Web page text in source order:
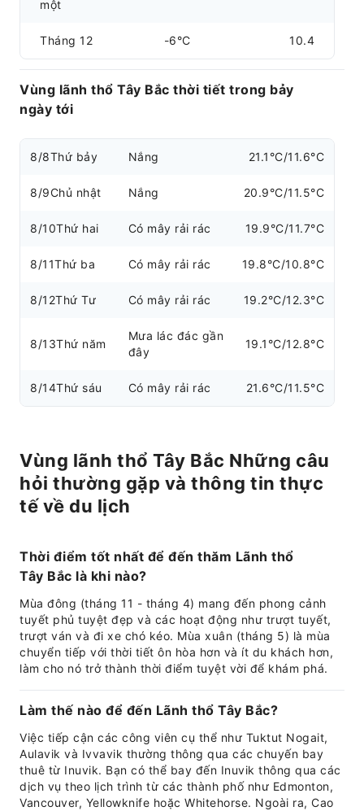
một
Tháng 12 -6°C 10.4
Vùng lãnh thổ Tây Bắc thời tiết trong bảy
ngày tới
8/8Thứ bảy Nắng 21.1°C/11.6°C
8/9Chủ nhật Nắng 20.9°C/11.5°C
8/10Thứ hai Có mây rải rác 19.9°C/11.7°C
8/11Thứ ba Có mây rải rác 19.8°C/10.8°C
8/12Thứ Tư Có mây rải rác 19.2°C/12.3°C
8/13Thứ năm
Mưa lác đác gần
đây
19.1°C/12.8°C
8/14Thứ sáu Có mây rải rác 21.6°C/11.5°C
Vùng lãnh thổ Tây Bắc Những câu
hỏi thường gặp và thông tin thực
tế về du lịch
Thời điểm tốt nhất để đến thăm Lãnh thổ
Tây Bắc là khi nào?
Mùa đông (tháng 11 - tháng 4) mang đến phong cảnh
tuyết phủ tuyệt đẹp và các hoạt động như trượt tuyết,
trượt ván và đi xe chó kéo. Mùa xuân (tháng 5) là mùa
chuyển tiếp với thời tiết ôn hòa hơn và ít du khách hơn,
làm cho nó trở thành thời điểm tuyệt vời để khám phá.
Làm thế nào để đến Lãnh thổ Tây Bắc?
Việc tiếp cận các công viên cụ thể như Tuktut Nogait,
Aulavik và Ivvavik thường thông qua các chuyến bay
thuê từ Inuvik. Bạn có thể bay đến Inuvik thông qua các
dịch vụ theo lịch trình từ các thành phố như Edmonton,
Vancouver, Yellowknife hoặc Whitehorse. Ngoài ra, Cao